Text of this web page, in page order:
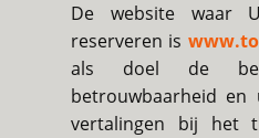
De website waar
reserveren is
als doel de
betrouwbaarheid
vertalingen bij het